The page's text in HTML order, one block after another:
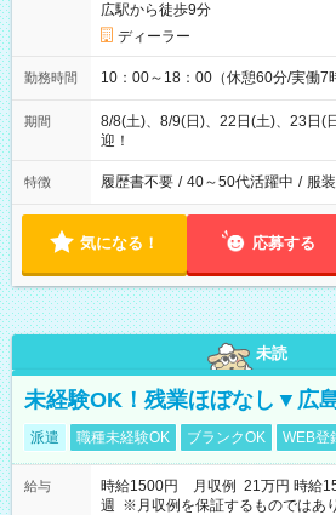
広駅から徒歩9分
ディーラー
勤務時間 10：00～18：00（休憩60分/実働7
期間
8/8(土)、8/9(日)、22日(土)、23日(
迎！
特徴 履歴書不要 / 40～50代活躍中 / 服
気になる！ 応募する
未読
未経験OK！残業ほぼなし▼広
派遣 職種未経験OK ブランクOK WEB登
給与
時給1500円 月収例 21万円 時給
週 ※月収例を保証するものではあ